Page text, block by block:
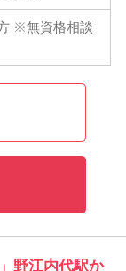
※無資格相談
野江内代駅か